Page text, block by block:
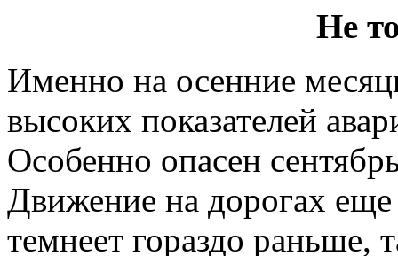
Не
Именно на осенние
высоких показателей
Особенно опасен
Движение на дорогах
темнеет гораздо раньше,